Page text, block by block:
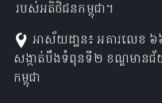
របស់អតិថិជនកម្ពុជា។
អាស័យដា្ឋន៖ អគារលេខ
សង្កាត់បឹងទំពុនទី២ ខណ្ឌមានជ័យ
កម្ពុជា